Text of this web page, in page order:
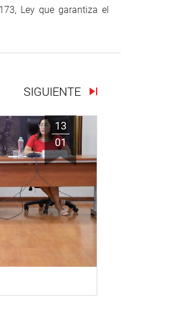
Ley que garantiza el
SIGUIENTE
13
01